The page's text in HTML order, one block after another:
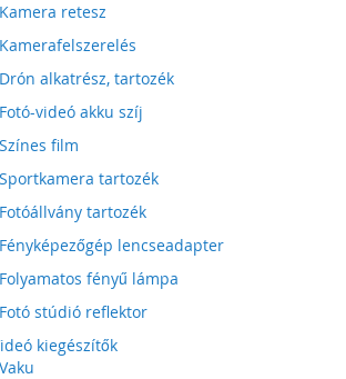
Kamera retesz
Kamerafelszerelés
Drón alkatrész, tartozék
Fotó-videó akku szíj
Színes film
Sportkamera tartozék
Fotóállvány tartozék
Fényképezőgép lencseadapter
Folyamatos fényű lámpa
Fotó stúdió reflektor
kiegészítők
Vaku